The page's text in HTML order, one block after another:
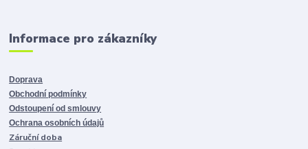
Informace pro zákazníky
Doprava
Obchodní podmínky
Odstoupení od smlouvy
Ochrana osobních údajů
Záruční doba